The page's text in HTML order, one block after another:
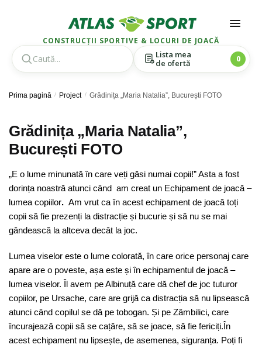
CONSTRUCȚII SPORTIVE & LOCURI DE JOACĂ
Lista mea
de ofertă
0
Prima pagină / Project / Grădinița „Maria Natalia”, București FOTO
Grădinița „Maria Natalia”,
București FOTO
„E o lume minunată în care veți găsi numai copii!” Asta a fost
dorința noastră atunci când am creat un Echipament de joacă –
lumea copiilor. Am vrut ca în acest echipament de joacă toți
copii să fie prezenți la distracție și bucurie și să nu se mai
gândească la altceva decât la joc.
Lumea viselor este o lume colorată, în care orice personaj care
apare are o poveste, așa este și în echipamentul de joacă –
lumea viselor. Îl avem pe Albinuță care dă chef de joc tuturor
copiilor, pe Ursache, care are grijă ca distracția să nu lipsească
atunci când copilul se dă pe tobogan. Și pe Zâmbilici, care
încurajează copii să se cațăre, să se joace, să fie fericiți.În
acest echipament nu lipsește, de asemenea, siguranța. Poți fi